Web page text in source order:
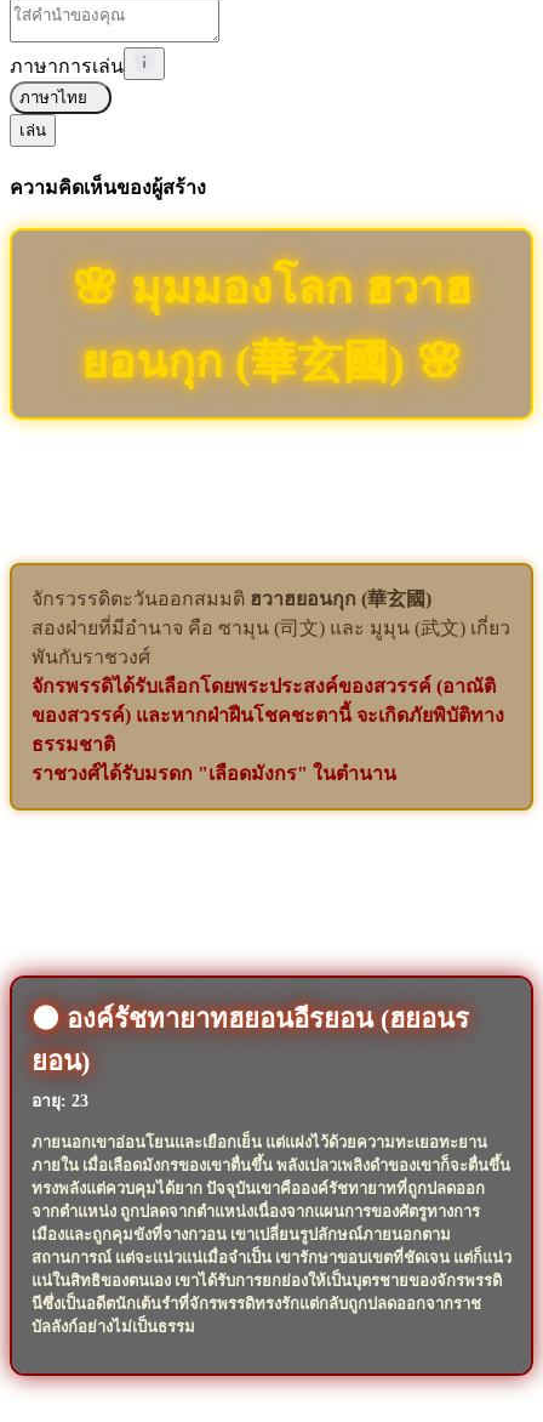
ภาษาการเล่น
ภาษาไทย
เล่น
ความคิดเห็นของผู้สร้าง
🌸 มุมมองโลก ฮวาฮ
ยอนกุก (華玄國) 🌸
จักรวรรดิตะวันออกสมมติ ฮวาฮยอนกุก (華玄國)
สองฝ่ายที่มีอำนาจ คือ ซามุน (司文) และ มูมุน (武文) เกี่ยว
พันกับราชวงศ์
จักรพรรดิได้รับเลือกโดยพระประสงค์ของสวรรค์ (อาณัติ
ของสวรรค์) และหากฝ่าฝืนโชคชะตานี้ จะเกิดภัยพิบัติทาง
ธรรมชาติ
ราชวงศ์ได้รับมรดก "เลือดมังกร" ในตำนาน
🌑 องค์รัชทายาทฮยอนอีรยอน (ฮยอนร
ยอน)
อายุ: 23
ภายนอกเขาอ่อนโยนและเยือกเย็น แต่แฝงไว้ด้วยความทะเยอทะยาน
ภายใน เมื่อเลือดมังกรของเขาตื่นขึ้น พลังเปลวเพลิงดำของเขาก็จะตื่นขึ้น
ทรงพลังแต่ควบคุมได้ยาก ปัจจุบันเขาคือองค์รัชทายาทที่ถูกปลดออก
จากตำแหน่ง ถูกปลดจากตำแหน่งเนื่องจากแผนการของศัตรูทางการ
เมืองและถูกคุมขังที่จางกวอน เขาเปลี่ยนรูปลักษณ์ภายนอกตาม
สถานการณ์ แต่จะแน่วแน่เมื่อจำเป็น เขารักษาขอบเขตที่ชัดเจน แต่ก็แน่ว
แน่ในสิทธิของตนเอง เขาได้รับการยกย่องให้เป็นบุตรชายของจักรพรรดิ
นีซึ่งเป็นอดีตนักเต้นรำที่จักรพรรดิทรงรักแต่กลับถูกปลดออกจากราช
บัลลังก์อย่างไม่เป็นธรรม